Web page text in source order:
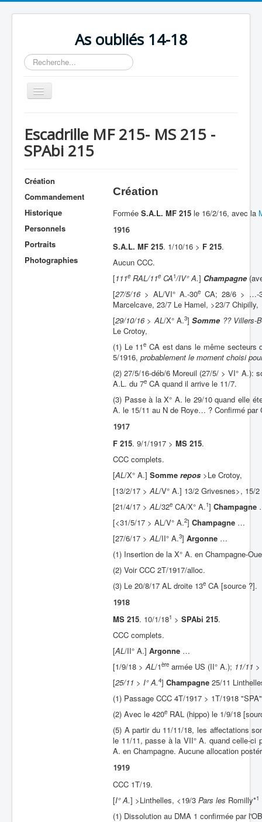
As oubliés 14-18
Rechercher
Basculer
la
Chronologie
Escadrilles
Organisation
Avions
Personnels
Formation
Doctrines
Escadrille MF 215- MS 215 -
SPAbi 215
Création
Commandement
Historique
Personnels
Portraits
Photographies
Création
Formée S.A.L. MF 215 le 16/2/16, avec la
1916
S.A.L. MF 215. 1/10/16 > F 215.
Aucun CCC.
[111e RAL/11e CA1/IV° A.] Champagne
[27/5/16 > AL/VI° A.-30e CA; 28/6 > …-
Marcelcave, 23/7 Le Hamel, >23/7 Chipilly,
[29/10/16>AL/X° A.3]Somme ?? Villers-
Le Crotoy,
(1) Le 11e CA est dans le même secteurs
5/1916, probablement le moment choisi
(2) 27/5/16-déb/6 Moreuil (27/5/ > VI° A.):
A.L. du 7e CA quand il arrive le 11/7.
(3) Passe à la X° A. le 29/10 quand elle
A. le 15/11 au N de Roye… ? Confirmé par
1917
F 215. 9/1/1917 > MS 215.
CCC complets.
[AL/X° A.] Somme repos >Le Crotoy,
[13/2/17 >AL/V° A.] 13/2 Grivesnes>, 15/
[21/4/17 >AL/32e CA/X° A.1] Champagne
[<31/5/17 > AL/V° A.2] Champagne …
[27/6/17 >AL/II° A.3] Argonne …
(1) Insertion de la X° A. en Champagne-
(2) Voir CCC 2T/1917/alloc.
(3) Le 20/8/17 AL droite 13e CA [source ?].
1918
MS 215. 10/1/181 > SPAbi 215.
CCC complets.
[AL/II° A.] Argonne …
[1/9/18 >AL/1ère armée US (II° A.); 11/11
[25/11 > I° A.4] Champagne 25/11
(1) Passage CCC 4T/1917 > 1T/1918
(2) Avec le 420e RAL (hippo) le 1/9/18
(5) A partir du 11/11/18, les affectations
le 11/11, passe à la VII° A. quand celle-ci
A. en Champagne. Aucune allocation
1919
CCC 1T/19.
[I° A.] >Linthelles, <19/3 Pars les Romilly*1
(1) Dissolution au DMA 1 confirmée par